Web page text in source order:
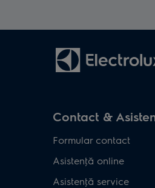
Contact &
Formular contact
Asistenţă online
Asistenţă service